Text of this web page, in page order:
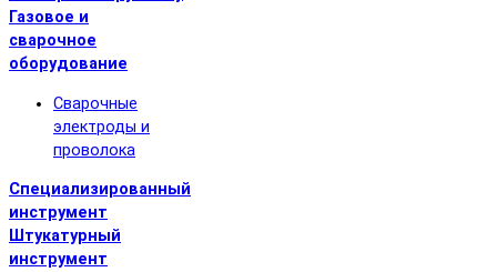
Газовое и
сварочное
оборудование
Сварочные
электроды и
проволока
Специализированный
инструмент
Штукатурный
инструмент